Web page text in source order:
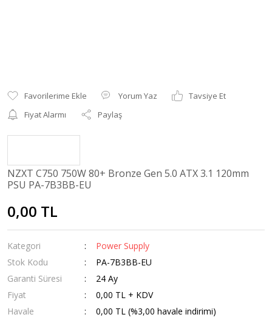
Yorum Yaz
Tavsiye Et
Fiyat Alarmı
Paylaş
NZXT C750 750W 80+ Bronze Gen 5.0 ATX 3.1 120mm
PSU PA-7B3BB-EU
0,00 TL
Kategori
Power Supply
Stok Kodu
PA-7B3BB-EU
Garanti Süresi
24 Ay
Fiyat
0,00 TL + KDV
Havale
0,00 TL (%3,00 havale indirimi)